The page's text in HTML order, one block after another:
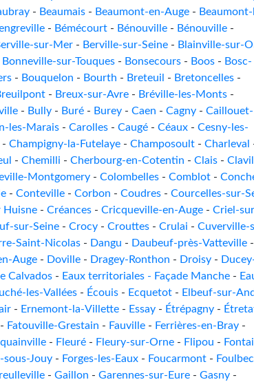
- Beaumais - Beaumont-en-Auge -
- Bémécourt - Bénouville - Bénouville -
sur-Mer - Berville-sur-Seine - Blainville-sur-
Bonneville-sur-Touques - Bonsecours - Boos - Bosc-
- Bouquelon - Bourth - Breteuil - Bretoncelles -
- Breux-sur-Avre - Bréville-les-Monts -
- Bully - Buré - Burey - Caen - Cagny - Caillouet-
les-Marais - Carolles - Caugé - Céaux - Cesny-les-
- Champigny-la-Futelaye - Champosoult - Charleval
- Chemilli - Cherbourg-en-Cotentin - Clais -
Montgomery - Colombelles - Comblot -
- Conteville - Corbon - Coudres - Courcelles-sur-
Huisne - Créances - Cricqueville-en-Auge - Criel-
sur-Seine - Crocy - Crouttes - Crulai - Cuverville-
Saint-Nicolas - Dangu - Daubeuf-près-Vatteville -
Auge - Doville - Dragey-Ronthon - Droisy -
Calvados - Eaux territoriales - Façade Manche -
les-Vallées - Écouis - Ecquetot - Elbeuf-sur-
- Ernemont-la-Villette - Essay - Étrépagny -
- Fatouville-Grestain - Fauville - Ferrières-en-Bray -
- Fleuré - Fleury-sur-Orne - Flipou -
sous-Jouy - Forges-les-Eaux - Foucarmont - Foulbec
- Gaillon - Garennes-sur-Eure - Gasny -